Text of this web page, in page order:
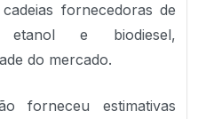
fornecedoras de
etanol e biodiesel,
do mercado.
forneceu estimativas